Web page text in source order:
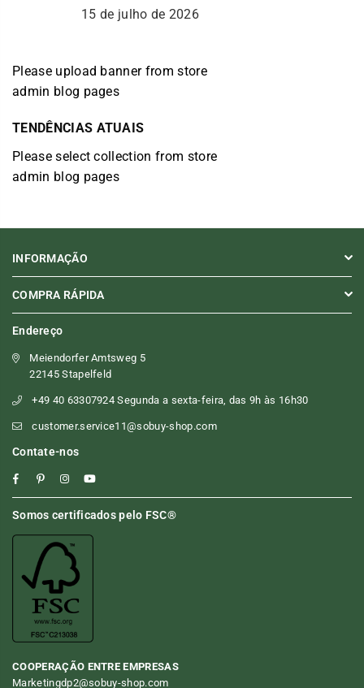
15 de julho de 2026
Please upload banner from store
admin blog pages
TENDÊNCIAS ATUAIS
Please select collection from store
admin blog pages
INFORMAÇÃO
COMPRA RÁPIDA
Endereço
Meiendorfer Amtsweg 5
22145 Stapelfeld
+49 40 63307924 Segunda a sexta-feira, das 9h às 16h30
customer.service11@sobuy-shop.com
Contate-nos
FacebookPinterestInstagramYouTube
Somos certificados pelo FSC®
COOPERAÇÃO ENTRE EMPRESAS
Marketingdp2@sobuy-shop.com